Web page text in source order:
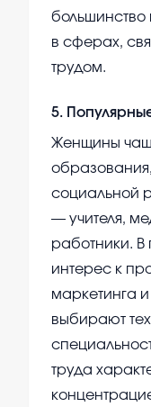
в сферах,
трудом.
5.
Женщины
социальной
— учителя,
работники. В
интерес к
маркетинга
выбирают
труда